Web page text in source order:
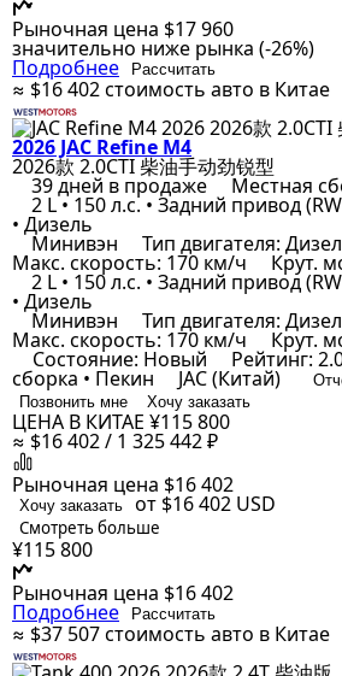
Рыночная цена $17 960
значительно ниже рынка (-26%)
Подробнее Рассчитать
≈ $16 402стоимость авто в Китае
2026 JAC Refine M4
2026款 2.0CTI 柴油手动劲锐型
39 дней в продаже Местная
2 L • 150 л.с. • Задний привод
• Дизель
Минивэн Тип двигателя:
Макс. скорость: 170 км/ч Крут.
2 L • 150 л.с. • Задний привод
• Дизель
Минивэн Тип двигателя:
Макс. скорость: 170 км/ч Крут.
Состояние: Новый Рейтинг:
сборка • Пекин JAC (Китай)
Позвонить мне
Хочу заказать
ЦЕНА В КИТАЕ ¥115 800
≈ $16 402 / 1 325 442 ₽
Рыночная цена $16 402
Хочу заказать от $16 402 USD
Смотреть больше
¥115 800
Рыночная цена $16 402
Подробнее Рассчитать
≈ $37 507стоимость авто в Китае